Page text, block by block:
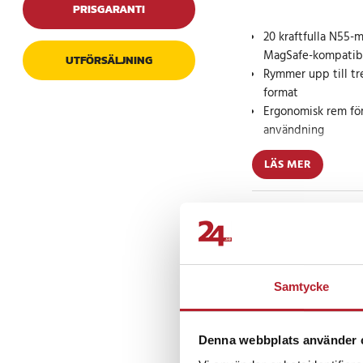
Samtycke
Denna webbplats använder
PRISGARANTI
UTFÖRSÄLJNING
20 kraftfulla N55-
MagSafe-
Rymmer upp till
format
Ergonomisk rem
användning
Joyroom korthållare
praktiskt tillbehör
håller upp till tre
elegant,
Den inbyggda
att hålla i telefonen
eller surfning. Ett
LÄS MER
Recensioner